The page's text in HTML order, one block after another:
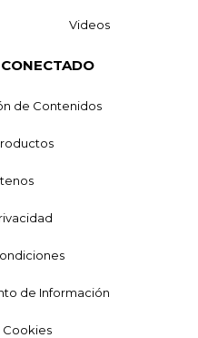
Videos
de Contenidos
de Información
Cookies